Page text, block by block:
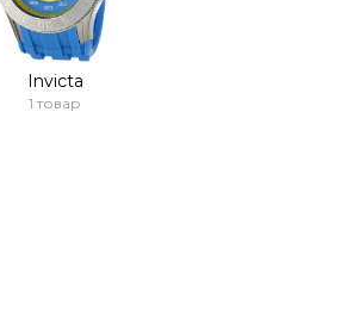
Invicta
1 товар